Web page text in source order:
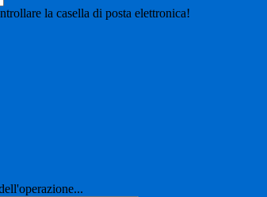
la casella di posta elettronica!